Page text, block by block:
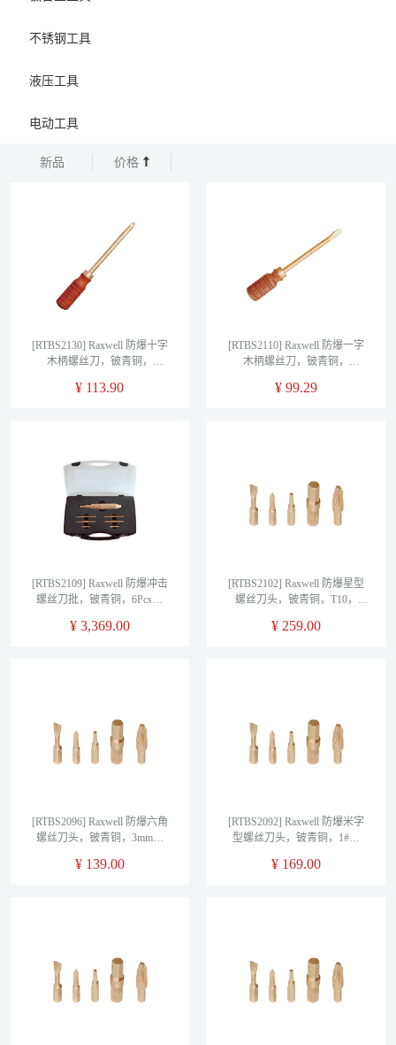
不锈钢工具
液压工具
电动工具
新品 价格
[RTBS2130] Raxwell 防爆十字
木柄螺丝刀，铍青铜，
¥ 113.90
[RTBS2110] Raxwell 防爆一字
木柄螺丝刀，铍青铜，
¥99.29
[RTBS2109] Raxwell 防爆冲击
螺丝刀批，铍青铜，6Pcs，
¥ 3,369.00
[RTBS2102] Raxwell 防爆星型
螺丝刀头，铍青铜，T10，
¥ 259.00
[RTBS2096] Raxwell 防爆六角
螺丝刀头，铍青铜，3mm，
¥ 139.00
[RTBS2092] Raxwell 防爆米字
型螺丝刀头，铍青铜，1#，
¥ 169.00